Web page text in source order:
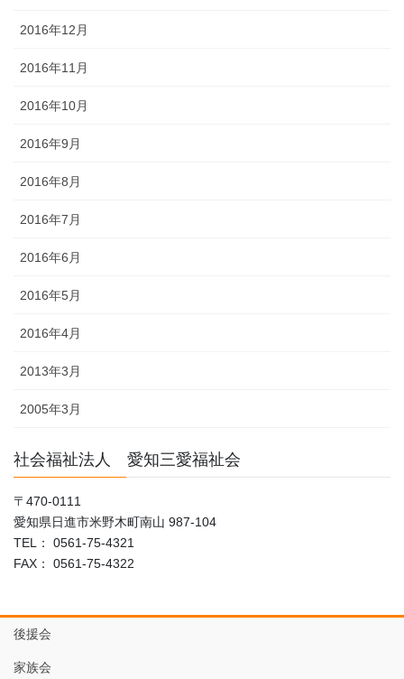
2016年12月
2016年11月
2016年10月
2016年9月
2016年8月
2016年7月
2016年6月
2016年5月
2016年4月
2013年3月
2005年3月
社会福祉法人 愛知三愛福祉会
〒470-0111
愛知県日進市米野木町南山 987-104
TEL： 0561-75-4321
FAX： 0561-75-4322
後援会
家族会